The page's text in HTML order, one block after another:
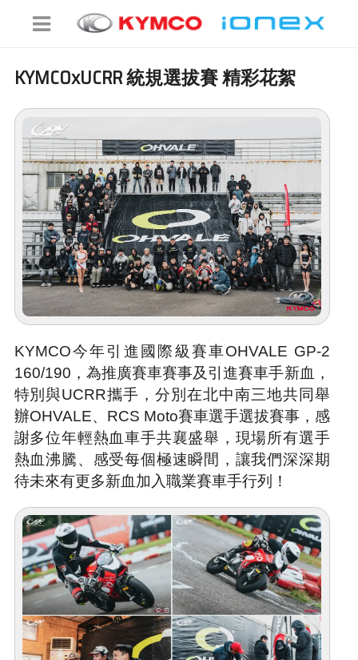
KYMCOxUCRR 統規選拔賽 精彩花絮
KYMCO今年引進國際級賽車OHVALE GP-2
160/190，為推廣賽車賽事及引進賽車手新血，
特別與UCRR攜手，分別在北中南三地共同舉
辦OHVALE、RCS Moto賽車選手選拔賽事，感
謝多位年輕熱血車手共襄盛舉，現場所有選手
熱血沸騰、感受每個極速瞬間，讓我們深深期
待未來有更多新血加入職業賽車手行列！